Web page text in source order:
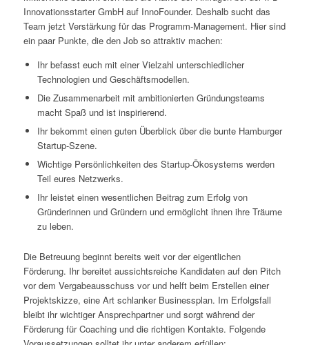
Innovationsstarter GmbH auf InnoFounder. Deshalb sucht das
Team jetzt Verstärkung für das Programm-Management. Hier sind
ein paar Punkte, die den Job so attraktiv machen:
Ihr befasst euch mit einer Vielzahl unterschiedlicher
Technologien und Geschäftsmodellen.
Die Zusammenarbeit mit ambitionierten Gründungsteams
macht Spaß und ist inspirierend.
Ihr bekommt einen guten Überblick über die bunte Hamburger
Startup-Szene.
Wichtige Persönlichkeiten des Startup-Ökosystems werden
Teil eures Netzwerks.
Ihr leistet einen wesentlichen Beitrag zum Erfolg von
Gründerinnen und Gründern und ermöglicht ihnen ihre Träume
zu leben.
Die Betreuung beginnt bereits weit vor der eigentlichen
Förderung. Ihr bereitet aussichtsreiche Kandidaten auf den Pitch
vor dem Vergabeausschuss vor und helft beim Erstellen einer
Projektskizze, eine Art schlanker Businessplan. Im Erfolgsfall
bleibt ihr wichtiger Ansprechpartner und sorgt während der
Förderung für Coaching und die richtigen Kontakte. Folgende